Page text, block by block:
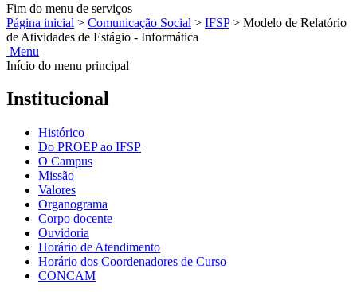
Fim do menu de serviços
Página inicial > Comunicação Social > IFSP > Modelo de Relatório
de Atividades de Estágio - Informática
Menu
Início do menu principal
Institucional
Histórico
Do PROEP ao IFSP
O Campus
Missão
Valores
Organograma
Corpo docente
Ouvidoria
Horário de Atendimento
Horário dos Coordenadores de Curso
CONCAM